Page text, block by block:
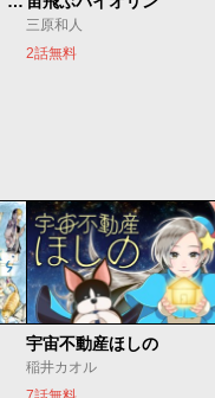
三原和人
2話無料
宇宙不動産ほしの
稲井カオル